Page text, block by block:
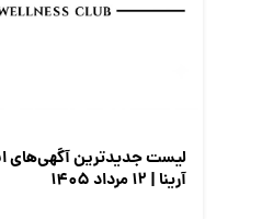
لیست جدیدترین آگهی‌های
آرینا | ۱۲ مرداد ۱۴۰۵